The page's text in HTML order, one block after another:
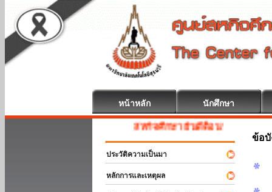
หน้าหลัก นักศึกษา
สหกิจศึกษา ยินดีต้อนรับ
ประวัติความเป็นมา
หลักการและเหตุผล
ข้อ